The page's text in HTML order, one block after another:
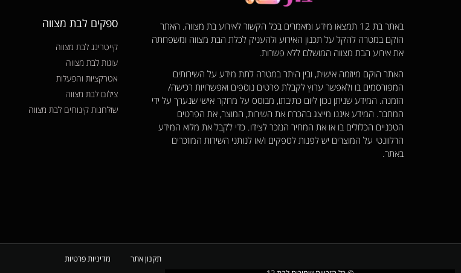
באתר בת 12 תמצאו מידע ומאמרים בכל הקשור לאירוע בת מצווה. האתר
הוקם במטרה להקל על תכנון האירוע ולהעניק לכלת הבת מצווה ומשפחתה
את אירוע הבת מצווה המושלם ללא פשרות.
האתר הוקם מיוזמה אישית, ובין היתר במטרה לתת מידע על השירותים
המפורסמים בו ולאפשר ערוץ לקבלת פרטים נוספים ואפשרויות רכישה/
הזמנה. המידע שניתן נכון ליום כתיבתו, מבוסס על מחקר אישי שנערך על ידי
המחבר. המידע איננו מייצג בהכרח את השירות, המוצר, את הפרטים
הטכניים הכלולים בו או את המחיר הנזכר לצידו. כדי לקבל את מלוא המידע
הרלוונטי על המוצרים יש לפנות לספקים ו/או לנותני השירות המוזכרים
באתר.
ספקים לבת מצווה
קייטרינג לבת מצווה
עוגות לבת מצווה
אטרקציות והפעלות
צילום לבת מצווה
שולחנות קינוחים לבת מצווה
תקנון אתר
מדיניות פרטיות